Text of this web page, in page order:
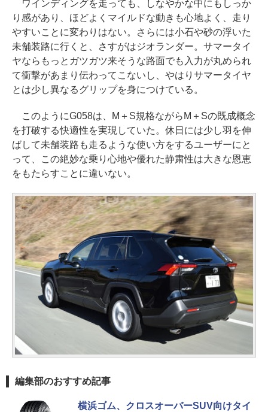
ワインディングを走っても、しなやかな中にもしっか
り感があり、ほどよくマイルドな動きも心地よく、走り
やすいことに変わりはない。さらには小石や砂の浮いた
未舗装路に行くと、さすがはジオランダー。サマータイ
ヤならもっとガツガツ来そうな路面でも入力が丸められ
て衝撃があまり伝わってこないし、やはりサマータイヤ
とは少し異なるグリップを身につけている。
このようにG058は、M＋S規格ながらM＋Sの既成概念
を打破する快適性を実現していた。休日には少し羽を伸
ばして未舗装路も走るような使い方をするユーザーにと
って、この絶妙な乗り心地や優れた静粛性は大きな恩恵
をもたらすことに違いない。
編集部のおすすめ記事
横浜ゴム、クロスオーバーSUV向けタイ